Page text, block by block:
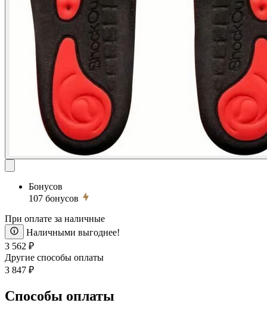
Бонусов
107 бонусов
При оплате за наличные
Наличными выгоднее!
3 562 ₽
Другие способы оплаты
3 847 ₽
Способы оплаты